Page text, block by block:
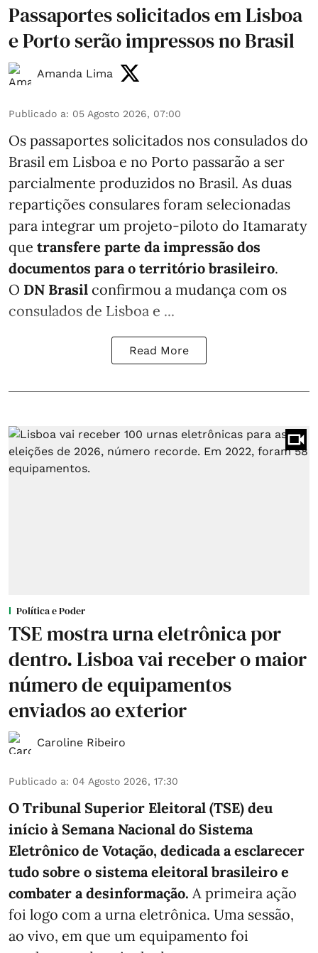
Passaportes solicitados em Lisboa
e Porto serão impressos no Brasil
Amanda Lima
Publicado a: 05 Agosto 2026, 07:00
Os passaportes solicitados nos consulados do
Brasil em Lisboa e no Porto passarão a ser
parcialmente produzidos no Brasil. As duas
repartições consulares foram selecionadas
para integrar um projeto-piloto do Itamaraty
que transfere parte da impressão dos
documentos para o território brasileiro.
O DN Brasil confirmou a mudança com os
consulados de Lisboa e ...
Read More
Política e Poder
TSE mostra urna eletrônica por
dentro. Lisboa vai receber o maior
número de equipamentos
enviados ao exterior
Caroline Ribeiro
Publicado a: 04 Agosto 2026, 17:30
O Tribunal Superior Eleitoral (TSE) deu
início à Semana Nacional do Sistema
Eletrônico de Votação, dedicada a esclarecer
tudo sobre o sistema eleitoral brasileiro e
combater a desinformação. A primeira ação
foi logo com a urna eletrônica. Uma sessão,
ao vivo, em que um equipamento foi